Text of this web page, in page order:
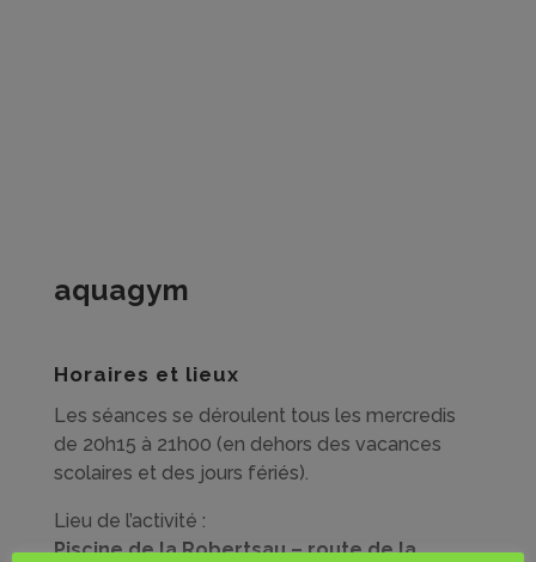
aquagym
Horaires et lieux
Les séances se déroulent tous les mercredis
de 20h15 à 21h00 (en dehors des vacances
scolaires et des jours fériés).
Lieu de l’activité :
Piscine de la Robertsau – route de la